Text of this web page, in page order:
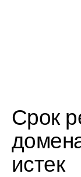
Срок
истек